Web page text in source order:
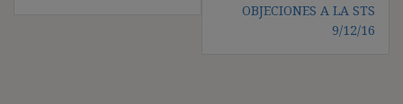
OBJECIONES A LA STS
9/12/16